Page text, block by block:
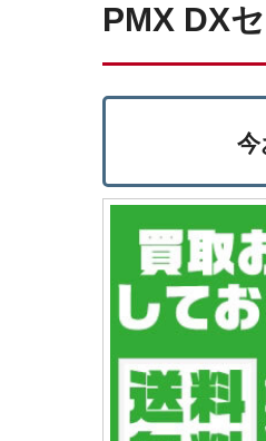
PMX DX
今